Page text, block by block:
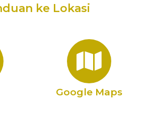
ke Lokasi
Google Maps